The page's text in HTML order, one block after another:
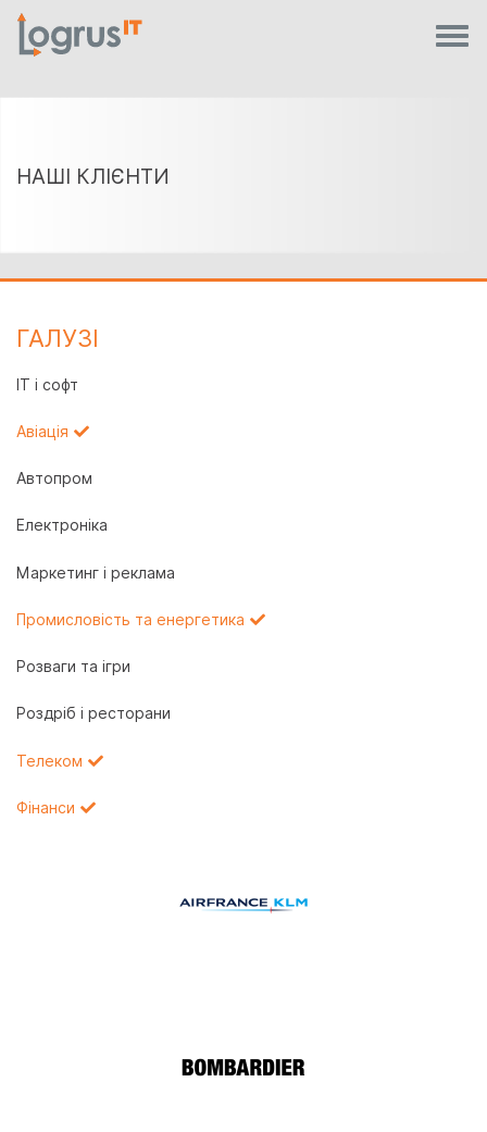
НАШІ КЛІЄНТИ
ГАЛУЗI
IT і софт
Авіація
Автопром
Електроніка
Маркетинг і реклама
Промисловість та енергетика
Розваги та ігри
Роздріб і ресторани
Телеком
Фінанси